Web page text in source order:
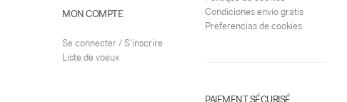
MON COMPTE
Se connecter / S'inscrire
Liste de voeux
Condiciones envío gratis
Preferencias de cookies